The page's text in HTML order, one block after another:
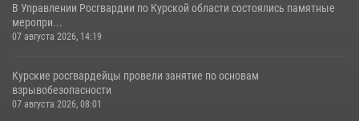
В Управлении Росгвардии по Курской области состоялись памятные
меропри...
07 августа 2026, 14:19
Курские росгвардейцы провели занятие по основам
взрывобезопасности
07 августа 2026, 08:01